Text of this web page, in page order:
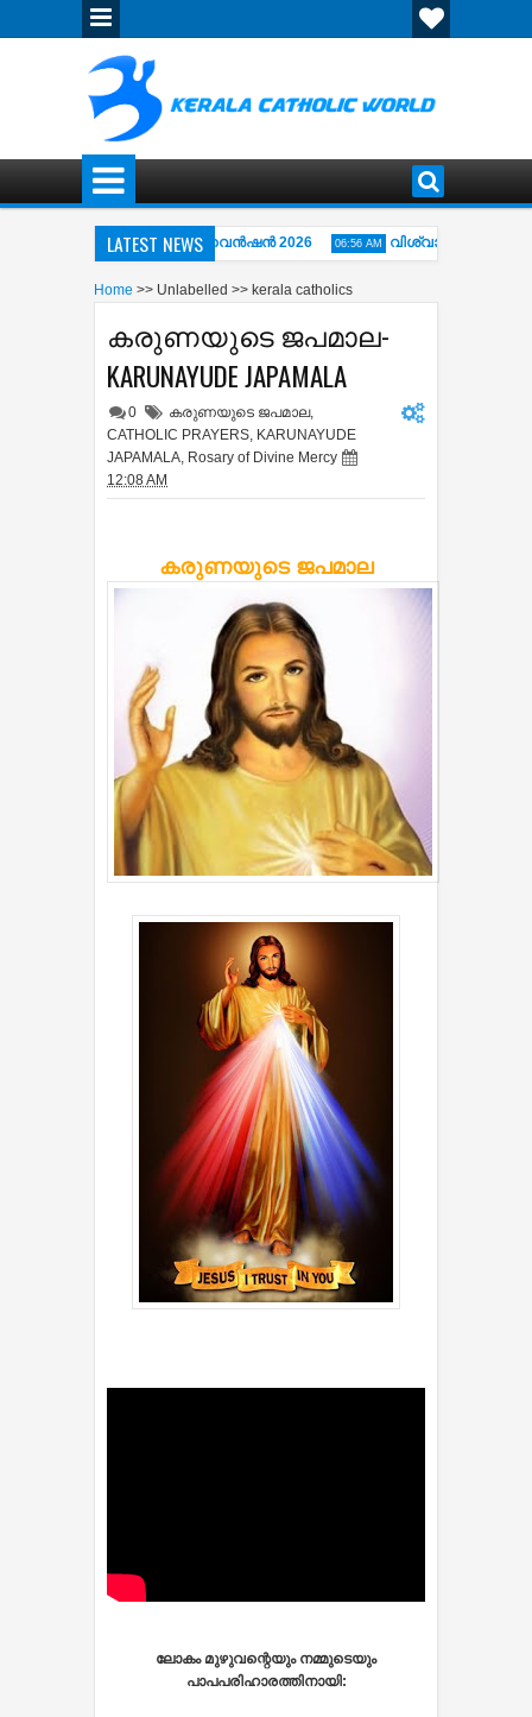
LATEST NEWS
ഏകദിന കൺവെൻഷൻ 2026 06:56 AM വിശ്വാസപ്രമാണം - The
Home >> Unlabelled >> kerala catholics
കരുണയുടെ ജപമാല-
KARUNAYUDE JAPAMALA
0 കരുണയുടെ ജപമാല,
CATHOLIC PRAYERS, KARUNAYUDE
JAPAMALA, Rosary of Divine Mercy
12:08 AM
കരുണയുടെ ജപമാല
ലോകം മുഴുവന്റെയും നമ്മുടെയും
പാപപരിഹാരത്തിനായി: